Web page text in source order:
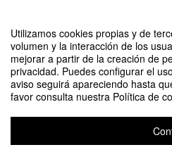
Utilizamos cookies propias y de
volumen y la interacción de los
mejorar a partir de la creación de
privacidad. Puedes configurar el
aviso seguirá apareciendo hasta
favor consulta nuestra Política de
Aviso legal| Contacto
Plataforma de
Copyright ©